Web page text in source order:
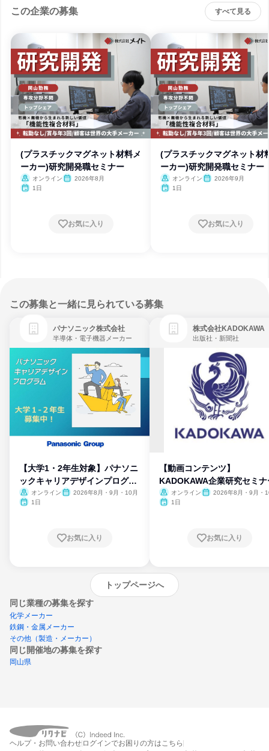
この企業の募集 すべて見る
(プラスチックマグネット材料メ
ーカー)研究開発職セミナー
オンライン
2026年8月
1日
お気に入り
(プラスチックマグネット材
ーカー)研究開発職セミナー
オンライン
2026年9月
1日
お気に入り
この募集と一緒に見られている募集
パナソニック株式会社
半導体・電子機器メーカー
【大学1・2年生対象】パナソニ
ックキャリアデザインプログラ
ム
オンライン
2026年8月・9月・10月
1日
お気に入り
株式会社KADOKAWA
出版社・新聞社
【動画コンテンツ】
KADOKAWA企業研究セミナ
オンライン
2026年8月・9月・
1日
お気に入り
トップページへ
同じ業種の募集を探す
化学メーカー
鉄鋼・金属メーカー
その他（製造・メーカー）
同じ開催地の募集を探す
岡山県
エントリーするとプログラムの詳細案内を
受け取れるようになります
ヘルプ・お問い合わせ ログインでお困りの方はこちら